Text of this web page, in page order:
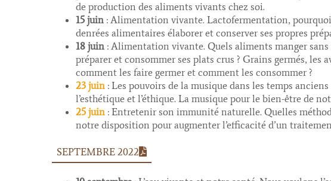
de production des aliments vivants chez soi.
15 juin : Alimentation vivante. Lactofermentation,
denrées alimentaires élaborer et conserver ses propres
18 juin : Alimentation vivante. Quels aliments manger
préparer et consommer ses plats crus ? Grains germés, les
comment les faire germer et comment les consommer ?
23 juin : Les pouvoirs de la musique dans les temps
l’esthétique et l’éthique. La musique pour le bien-être de
25 juin : Entretenir son immunité naturelle. Quelles
notre disposition pour augmenter l’efficacité d’un
SEPTEMBRE 2022